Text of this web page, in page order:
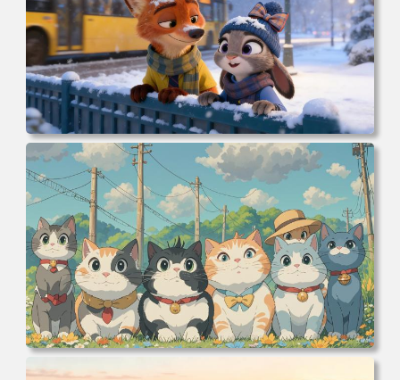
电脑壁纸 动漫 冬季 公交车 朱迪狐尼克 4K 电脑壁纸 3840x2
160 电脑桌面 高清壁纸 壁纸下载 壁纸大全
电脑壁纸 可爱动物 喵 喵星人 猫 猫咪 萌宠 电脑桌面 高清壁